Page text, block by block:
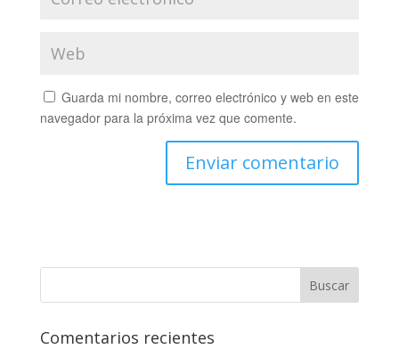
Guarda mi nombre, correo electrónico y web en este
navegador para la próxima vez que comente.
Comentarios recientes